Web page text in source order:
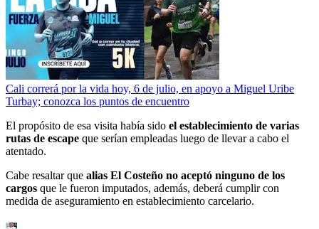
Cali correrá por la vida hoy, 6 de julio, en apoyo a Miguel Uribe
Turbay; conozca los puntos de encuentro
El propósito de esa visita había sido el establecimiento de varias
rutas de escape que serían empleadas luego de llevar a cabo el
atentado.
Cabe resaltar que alias El Costeño no aceptó ninguno de los
cargos que le fueron imputados, además, deberá cumplir con
medida de aseguramiento en establecimiento carcelario.